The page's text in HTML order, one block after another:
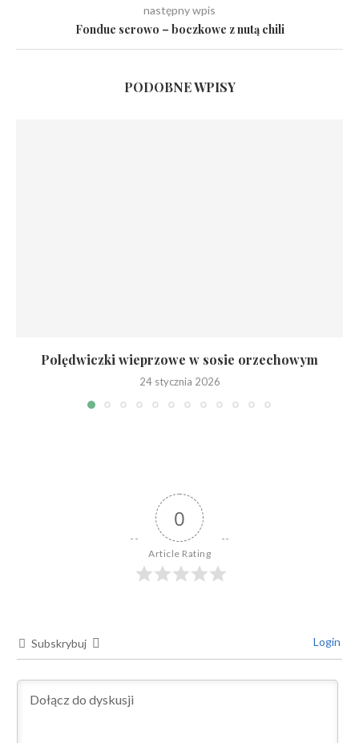
następny wpis
Fondue serowo – boczkowe z nutą chili
PODOBNE WPISY
Polędwiczki wieprzowe w sosie orzechowym
24 stycznia 2026
0
Article Rating
Subskrybuj Login